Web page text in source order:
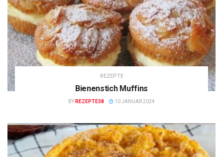
REZEPTE
Bienenstich Muffins
BY REZEPTE38 10 JANUAR 2024